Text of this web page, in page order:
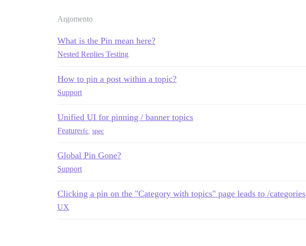
Argomento
What is the Pin mean here?
Nested Replies Testing
How to pin a post within a topic?
Support
Unified UI for pinning / banner topics
Featurerfc spec
Global Pin Gone?
Support
Clicking a pin on the "Category with topics" page leads to /categories
UX